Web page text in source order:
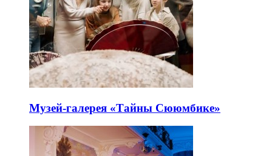
Музей-галерея «Тайны Сююмбике»